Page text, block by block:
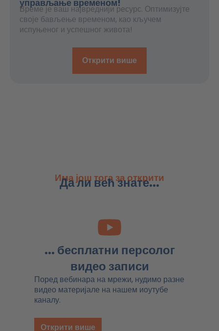
управљање временом!
Време је ваш највреднији ресурс. Оптимизујте
своје бављење временом, као кључем
испуњеног и успешног живота!
Открити више
Има још тога за открити
Да ли већ знате...
... бесплатни персолог
видео записи
Поред вебинара на мрежи, нудимо разне
видео материјале на нашем иоутубе
каналу.
Открити више